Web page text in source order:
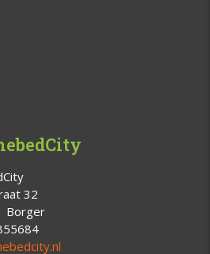
32
Borger